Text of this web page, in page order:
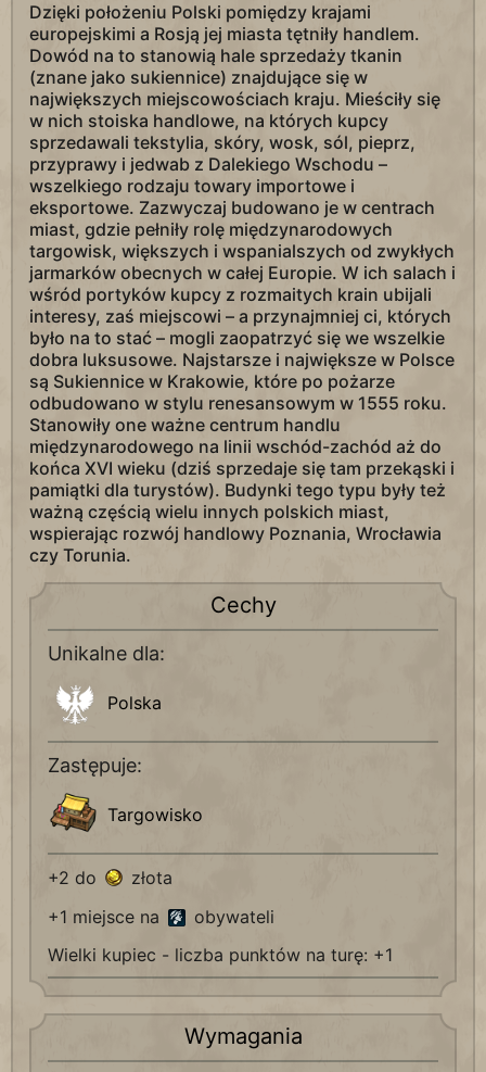
Dzięki położeniu Polski pomiędzy krajami
europejskimi a Rosją jej miasta tętniły handlem.
Dowód na to stanowią hale sprzedaży tkanin
(znane jako sukiennice) znajdujące się w
największych miejscowościach kraju. Mieściły się
w nich stoiska handlowe, na których kupcy
sprzedawali tekstylia, skóry, wosk, sól, pieprz,
przyprawy i jedwab z Dalekiego Wschodu –
wszelkiego rodzaju towary importowe i
eksportowe. Zazwyczaj budowano je w centrach
miast, gdzie pełniły rolę międzynarodowych
targowisk, większych i wspanialszych od zwykłych
jarmarków obecnych w całej Europie. W ich salach i
wśród portyków kupcy z rozmaitych krain ubijali
interesy, zaś miejscowi – a przynajmniej ci, których
było na to stać – mogli zaopatrzyć się we wszelkie
dobra luksusowe. Najstarsze i największe w Polsce
są Sukiennice w Krakowie, które po pożarze
odbudowano w stylu renesansowym w 1555 roku.
Stanowiły one ważne centrum handlu
międzynarodowego na linii wschód-zachód aż do
końca XVI wieku (dziś sprzedaje się tam przekąski i
pamiątki dla turystów). Budynki tego typu były też
ważną częścią wielu innych polskich miast,
wspierając rozwój handlowy Poznania, Wrocławia
czy Torunia.
Cechy
Unikalne dla:
Polska
Zastępuje:
Targowisko
+2 do
złota
+1 miejsce na
obywateli
Wielki kupiec - liczba punktów na turę: +1
Wymagania